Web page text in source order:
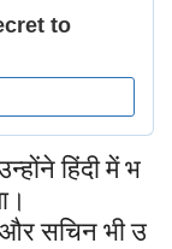
हिंदीमेंभ
औरसचिनभीउ